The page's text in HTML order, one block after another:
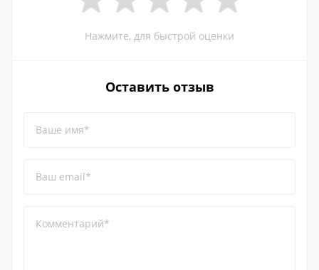
Нажмите, для быстрой оценки
Оставить отзыв
Ваше имя*
Ваш email*
Комментарий*